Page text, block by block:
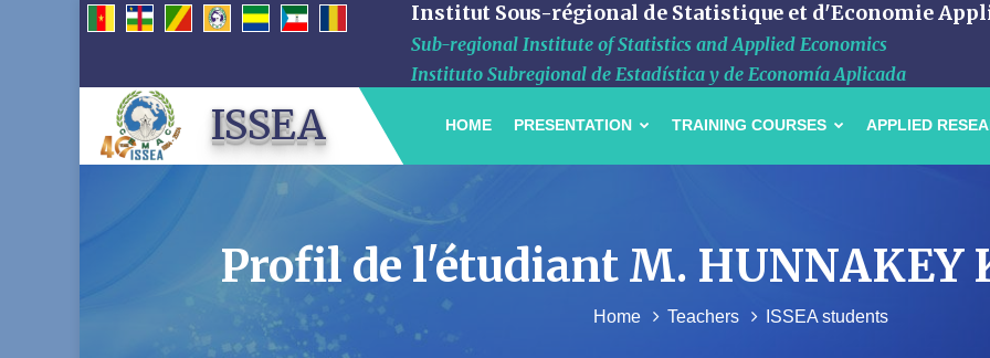
Institut Sous-régional de Statistique et d'Economie
Sub-regional Institute of Statistics and Applied Economics
Instituto Subregional de Estadística y de Economía Aplicada
ISSEA HOME PRESENTATION TRAINING COURSES APPLIED
Profil de l'étudiant M. HUNNAKEY
Home Teachers ISSEA students